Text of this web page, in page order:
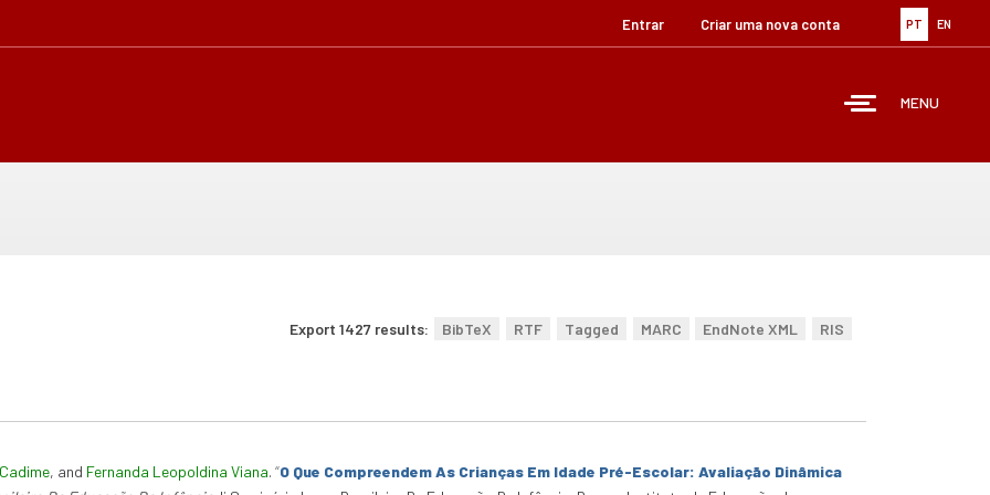
PT EN
Entrar Criar uma nova conta
MENU
Export 1427 results: BibTeX RTF Tagged MARC EndNote XML RIS
, and Fernanda Leopoldina Viana. “O Que Compreendem As Crianças Em Idade Pré-Escolar: Avaliação Dinâmica